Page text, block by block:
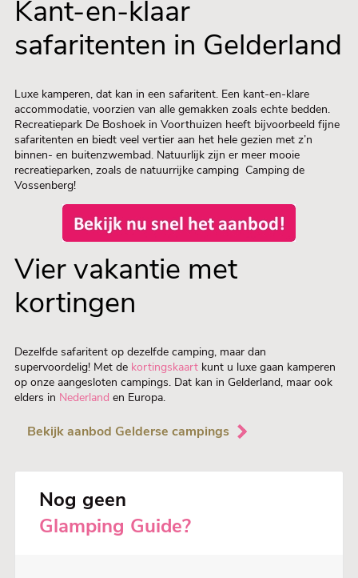
Kant-en-klaar
safaritenten in Gelderland
Luxe kamperen, dat kan in een safaritent. Een kant-en-klare
accommodatie, voorzien van alle gemakken zoals echte bedden.
Recreatiepark De Boshoek in Voorthuizen heeft bijvoorbeeld fijne
safaritenten en biedt veel vertier aan het hele gezien met z’n
binnen- en buitenzwembad. Natuurlijk zijn er meer mooie
recreatieparken, zoals de natuurrijke camping Camping de
Vossenberg!
Vier vakantie met
kortingen
Dezelfde safaritent op dezelfde camping, maar dan
supervoordelig! Met de kortingskaart kunt u luxe gaan kamperen
op onze aangesloten campings. Dat kan in Gelderland, maar ook
elders in Nederland en Europa.
Bekijk aanbod Gelderse campings
Nog geen
Glamping Guide?